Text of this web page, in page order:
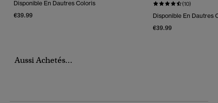
Disponible En Dautres Coloris
€39.99
(10)
Disponible En Dautres
€39.99
Aussi Achetés...